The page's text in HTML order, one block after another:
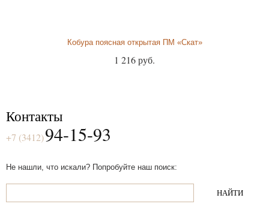
Кобура поясная открытая ПМ «Скат»
1 216 руб.
Контакты
+7 (3412)94-15-93
Не нашли, что искали? Попробуйте наш поиск: